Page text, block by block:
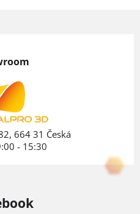
664 31 Česká
- 15:30